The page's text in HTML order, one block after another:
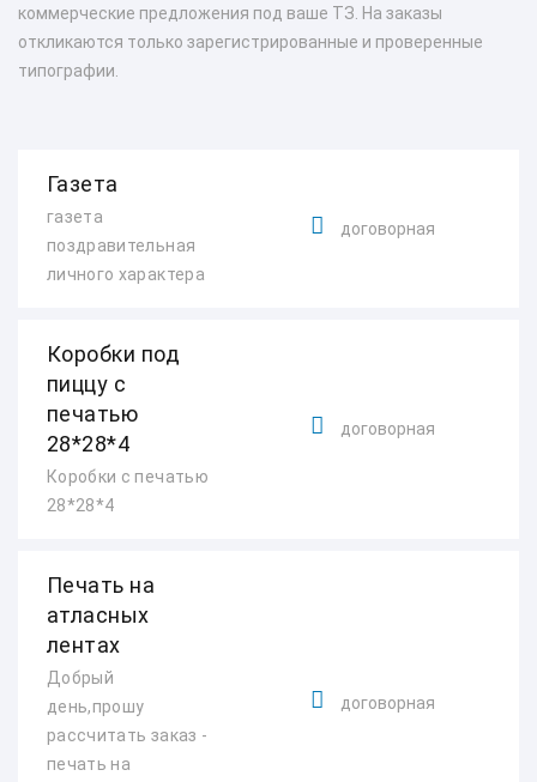
коммерческие предложения под ваше ТЗ. На заказы
откликаются только зарегистрированные и проверенные
типографии.
Газета
газета
поздравительная
личного характера
договорная
Коробки под
пиццу с
печатью
28*28*4
Коробки с печатью
28*28*4
договорная
Печать на
атласных
лентах
Добрый
день,прошу
рассчитать заказ -
печать на
договорная